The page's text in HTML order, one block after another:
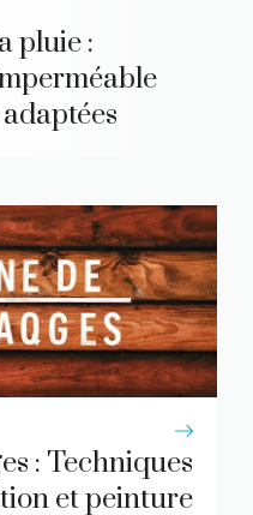
pluie :
: Techniques
et peinture